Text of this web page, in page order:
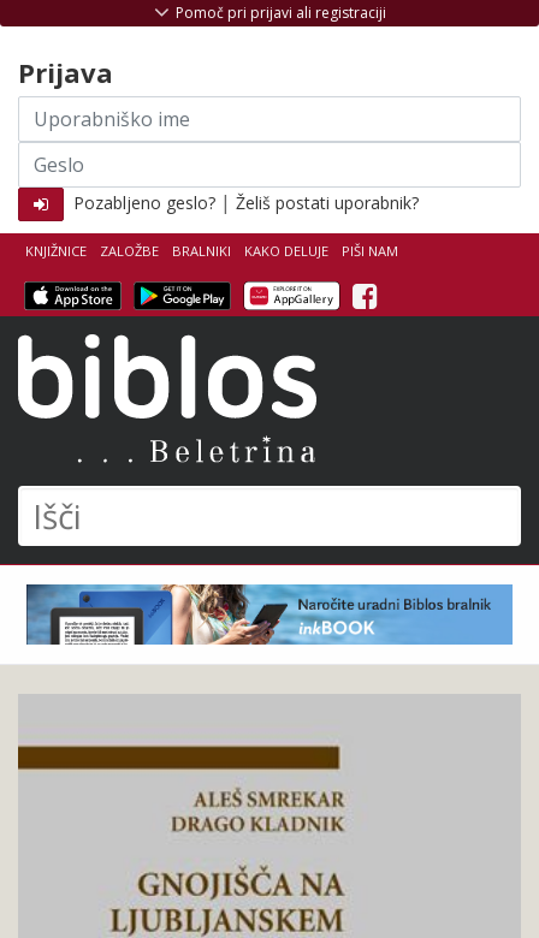
Išči
KNJIŽNICE ZALOŽBE BRALNIKI KAKO DELUJE PIŠI NAM
Facebook
Pomoč pri prijavi ali registraciji
Prijava
Uporabniško
ime
Geslo
Pozabljeno geslo? | Želiš postati uporabnik?
Aleš
Smrekar,
Drago
Gnojišča
v